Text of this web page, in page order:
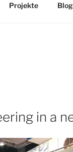
Projekte Blog
in a